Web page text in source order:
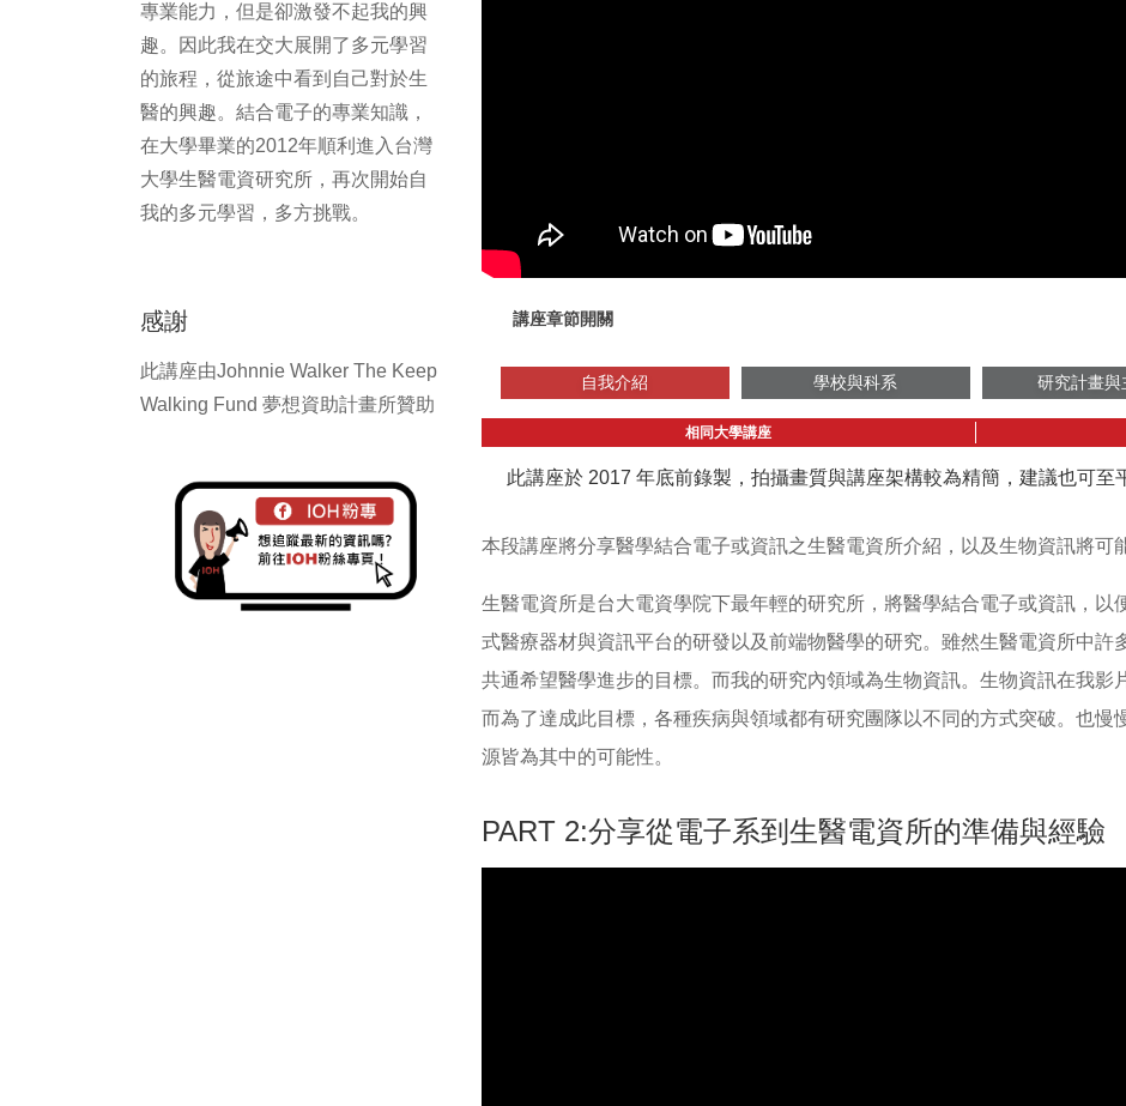
專業能力，但是卻激發不起我的興
趣。因此我在交大展開了多元學習
的旅程，從旅途中看到自己對於生
醫的興趣。結合電子的專業知識，
在大學畢業的2012年順利進入台灣
大學生醫電資研究所，再次開始自
我的多元學習，多方挑戰。
感謝
此講座由Johnnie Walker The Keep
Walking Fund 夢想資助計畫所贊助
講座章節開關
自我介紹 學校與科系 研究計畫與
相同大學講座
此講座於 2017 年底前錄製，拍攝畫質與講座架構較為精簡，建議也可至
本段講座將分享醫學結合電子或資訊之生醫電資所介紹，以及生物資訊將可
生醫電資所是台大電資學院下最年輕的研究所，將醫學結合電子或資訊，以
式醫療器材與資訊平台的研發以及前端物醫學的研究。雖然生醫電資所中許
共通希望醫學進步的目標。而我的研究內領域為生物資訊。生物資訊在我影
而為了達成此目標，各種疾病與領域都有研究團隊以不同的方式突破。也慢
源皆為其中的可能性。
PART 2:分享從電子系到生醫電資所的準備與經驗